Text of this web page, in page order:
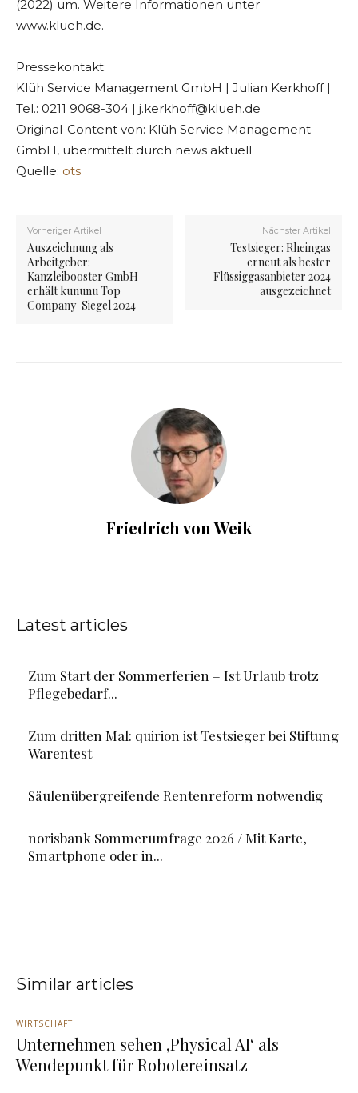
(2022) um. Weitere Informationen unter
www.klueh.de.
Pressekontakt:
Klüh Service Management GmbH | Julian Kerkhoff |
Tel.: 0211 9068-304 | j.kerkhoff@klueh.de
Original-Content von: Klüh Service Management
GmbH, übermittelt durch news aktuell
Quelle: ots
Vorheriger Artikel
Auszeichnung als
Arbeitgeber:
Kanzleibooster GmbH
erhält kununu Top
Company-Siegel 2024
Nächster Artikel
Testsieger: Rheingas
erneut als bester
Flüssiggasanbieter 2024
ausgezeichnet
Friedrich von Weik
Latest articles
Zum Start der Sommerferien – Ist Urlaub trotz
Pflegebedarf...
Zum dritten Mal: quirion ist Testsieger bei Stiftung
Warentest
Säulenübergreifende Rentenreform notwendig
norisbank Sommerumfrage 2026 / Mit Karte,
Smartphone oder in...
Similar articles
WIRTSCHAFT
Unternehmen sehen ‚Physical AI‘ als
Wendepunkt für Robotereinsatz